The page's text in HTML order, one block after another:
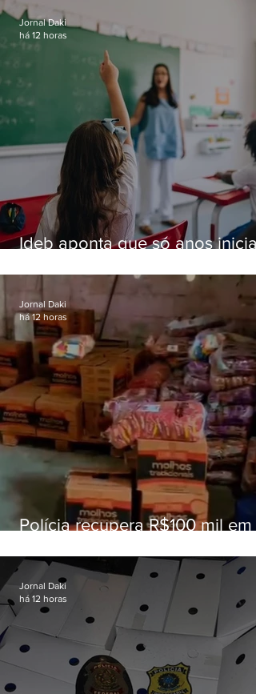
Ideb aponta que só anos
educação
Jornal Daki
há 12 horas
Polícia recupera R$100 mil em
Fluminense
Jornal Daki
há 12 horas
Jornal Daki
há 12 horas